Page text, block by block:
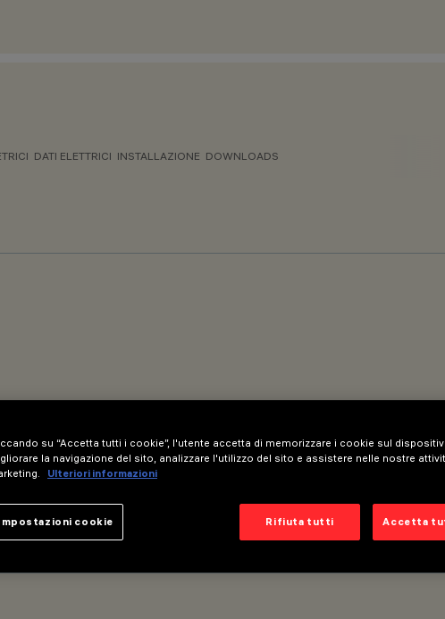
DATI ELETTRICI INSTALLAZIONE DOWNLOADS
(PWM) - General Light - Ottica Space - Neutral White
su “Accetta tutti i cookie”, l'utente accetta di memorizzare i cookie sul
la navigazione del sito, analizzare l'utilizzo del sito e assistere nelle nostre
Ulteriori informazioni
Rifiuta tutti Accetta
cookie